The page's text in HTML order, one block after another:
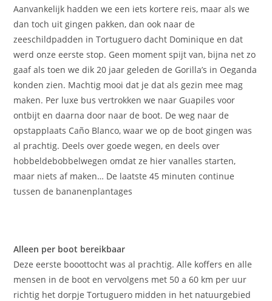
Aanvankelijk hadden we een iets kortere reis, maar als we
dan toch uit gingen pakken, dan ook naar de
zeeschildpadden in Tortuguero dacht Dominique en dat
werd onze eerste stop. Geen moment spijt van, bijna net zo
gaaf als toen we dik 20 jaar geleden de Gorilla’s in Oeganda
konden zien. Machtig mooi dat je dat als gezin mee mag
maken. Per luxe bus vertrokken we naar Guapiles voor
ontbijt en daarna door naar de boot. De weg naar de
opstapplaats Caño Blanco, waar we op de boot gingen was
al prachtig. Deels over goede wegen, en deels over
hobbeldebobbelwegen omdat ze hier vanalles starten,
maar niets af maken… De laatste 45 minuten continue
tussen de bananenplantages
Alleen per boot bereikbaar
Deze eerste booottocht was al prachtig. Alle koffers en alle
mensen in de boot en vervolgens met 50 a 60 km per uur
richtig het dorpje Tortuguero midden in het natuurgebied